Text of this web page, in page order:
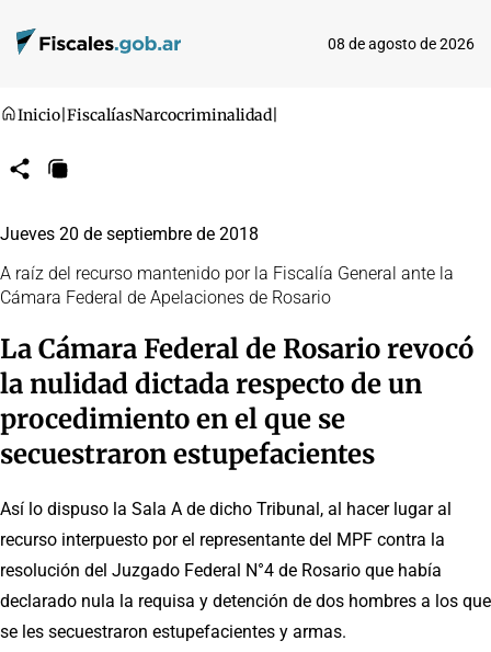
08 de agosto de 2026
Inicio FiscalíasNarcocriminalidad
CompartirCopiar
Jueves 20 de septiembre de 2018
A raíz del recurso mantenido por la Fiscalía General ante la
Cámara Federal de Apelaciones de Rosario
La Cámara Federal de Rosario revocó
la nulidad dictada respecto de un
procedimiento en el que se
secuestraron estupefacientes
Así lo dispuso la Sala A de dicho Tribunal, al hacer lugar al
recurso interpuesto por el representante del MPF contra la
resolución del Juzgado Federal N°4 de Rosario que había
declarado nula la requisa y detención de dos hombres a los que
se les secuestraron estupefacientes y armas.